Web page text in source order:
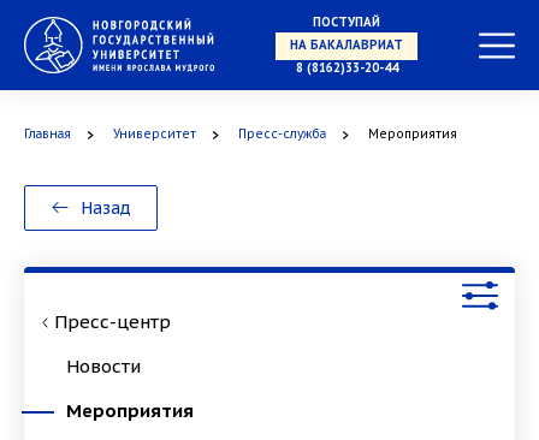
ПОСТУПАЙ
НА БАКАЛАВРИАТ
8 (8162)33-20-44
Главная Университет Пресс-служба Мероприятия
Назад
Пресс-центр
Новости
Мероприятия